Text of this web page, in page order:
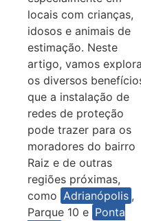
locais com crianças,
idosos e animais de
estimação. Neste
artigo, vamos
os diversos
que a instalação de
redes de proteção
pode trazer para os
moradores do bairro
Raiz e de outras
regiões próximas,
como Adrianópolis ,
Parque 10 e Ponta